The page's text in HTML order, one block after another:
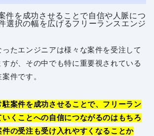
たエンジニアは様々な案件を受注して
が、その中でも特に重要視されている
件です。
案件を成功させることで、フリーラン
くことへの自信につながるのはもちろ
件の受注も受け入れやすくなることか